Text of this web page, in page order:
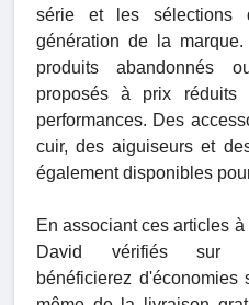
série et les sélections
génération de la
produits abandonnés
proposés à prix réduits
performances. Des
cuir, des aiguiseurs et
également disponibles
En associant ces articles
David vérifiés sur
bénéficierez d'économies